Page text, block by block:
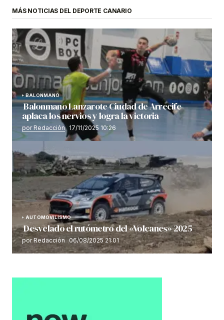
MÁS NOTICIAS DEL DEPORTE CANARIO
BALONMANO
Balonmano Lanzarote Ciudad de Arrecife
aplaca los nervios y logra la victoria
por Redacción 17/11/2025 10:26
AUTOMOVILISMO
Desvelado el rutómetro del «Volcanes» 2025
por Redacción 06/08/2025 21:01